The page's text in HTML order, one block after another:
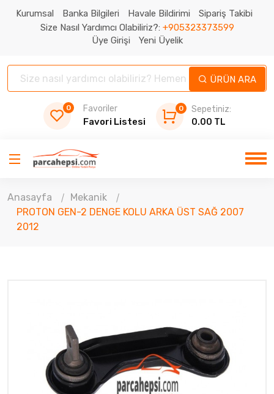
Kurumsal Banka Bilgileri Havale Bildirimi
Sipariş Takibi
Size Nasıl Yardımcı Olabiliriz?: +905323373599
Üye Girişi
Yeni Üyelik
ÜRÜN ARA
0 Favoriler
Favori Listesi
0
Sepetiniz:
0.00 TL
Anasayfa
Mekanik
PROTON GEN-2 DENGE KOLU ARKA ÜST SAĞ 2007
2012